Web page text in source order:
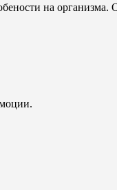
на